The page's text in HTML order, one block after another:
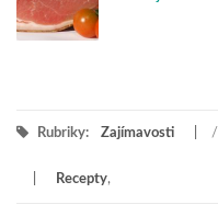
Rubriky: Zajímavosti /
Recepty,